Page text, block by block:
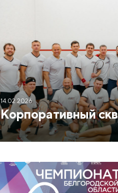
14.02.2026
Корпоративный